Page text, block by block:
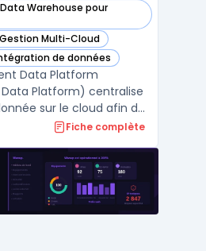
Warehouse pour
Data Platform (Microsoft
Multi-Cloud
Data Platform (Microsoft
de données
Data Platform (Microsoft
Data Platform
Platform) centralise
sur le cloud afin de
des systèmes et
Cette plateforme
outils d’analyse
Fiche complète